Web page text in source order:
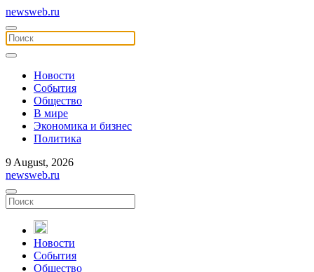
newsweb.ru
Новости
События
Общество
В мире
Экономика и бизнес
Политика
9 August, 2026
newsweb.ru
Новости
События
Общество